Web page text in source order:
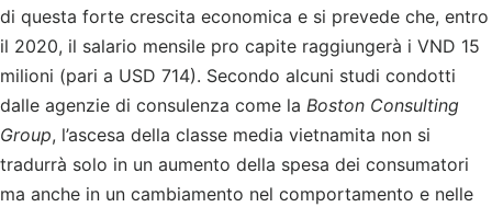
di questa forte crescita economica e si prevede che, entro
il 2020, il salario mensile pro capite raggiungerà i VND 15
milioni (pari a USD 714). Secondo alcuni studi condotti
dalle agenzie di consulenza come la Boston Consulting
Group, l’ascesa della classe media vietnamita non si
tradurrà solo in un aumento della spesa dei consumatori
ma anche in un cambiamento nel comportamento e nelle